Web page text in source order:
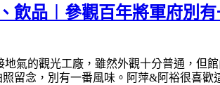
飲品︱參觀百年將軍府別有
地氣的觀光工廠，雖然外觀十分普通，但
留念，別有一番風味。阿萍&阿裕很喜歡